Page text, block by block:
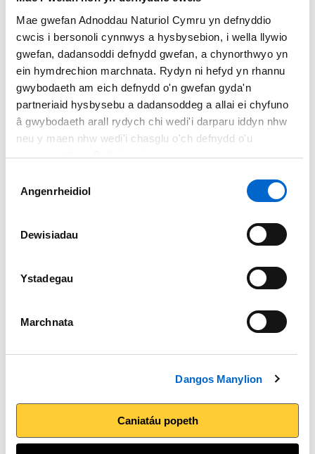
Mae gwefan Adnoddau Naturiol Cymru yn defnyddio
cwcis i bersonoli cynnwys a hysbysebion, i wella llywio
gwefan, dadansoddi defnydd gwefan, a chynorthwyo yn
ein hymdrechion marchnata. Rydyn ni hefyd yn rhannu
gwybodaeth am eich defnydd o'n gwefan gyda'n
partneriaid hysbysebu a dadansoddeg a allai ei chyfuno
â gwybodaeth arall rydych chi wedi'i darparu iddyn nhw
neu y maen nhw wedi'i chasglu o'ch defnydd o'u
gwasanaethau. Polisi cwcis
Caniatâd
Angenrheidiol
Dewisiadau
Ystadegau
Marchnata
Dangos Manylion
Caniatáu popeth
MaeBarafundlear Stad Ystangbwll yn cael llawer o sylw fel
un o’r traethau harddaf yn y byd.
Bae Caerfyrddin a Phenrhyn
Gŵyr
Yma y ceir y traethau
Mae traethau
prydferth
ymestyn am bron saith
atynt yn hwylus. O Barc Gwledig Pen-bre mae mynd i draeth
Cefn Sidan.
Arfordir y De ac Aber Afon
Hafren
gyfanswm o bum traeth Baner Las a
phedwar traeth Arfordir Glas. Yno, ceir cildraethau bach
tywodlyd a thraethau eang sy’n ymestyn hyd y gwelwch chi.
Yn 2011, dewiswyd Bae Port Einon yn draeth gorau Prydain.